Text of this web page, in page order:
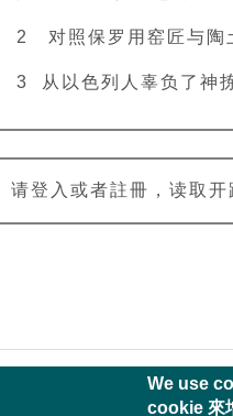
2 对照保罗用窑匠与陶
3 从以色列人辜负了神
请登入或者註冊，读取开
We use
cookie 來